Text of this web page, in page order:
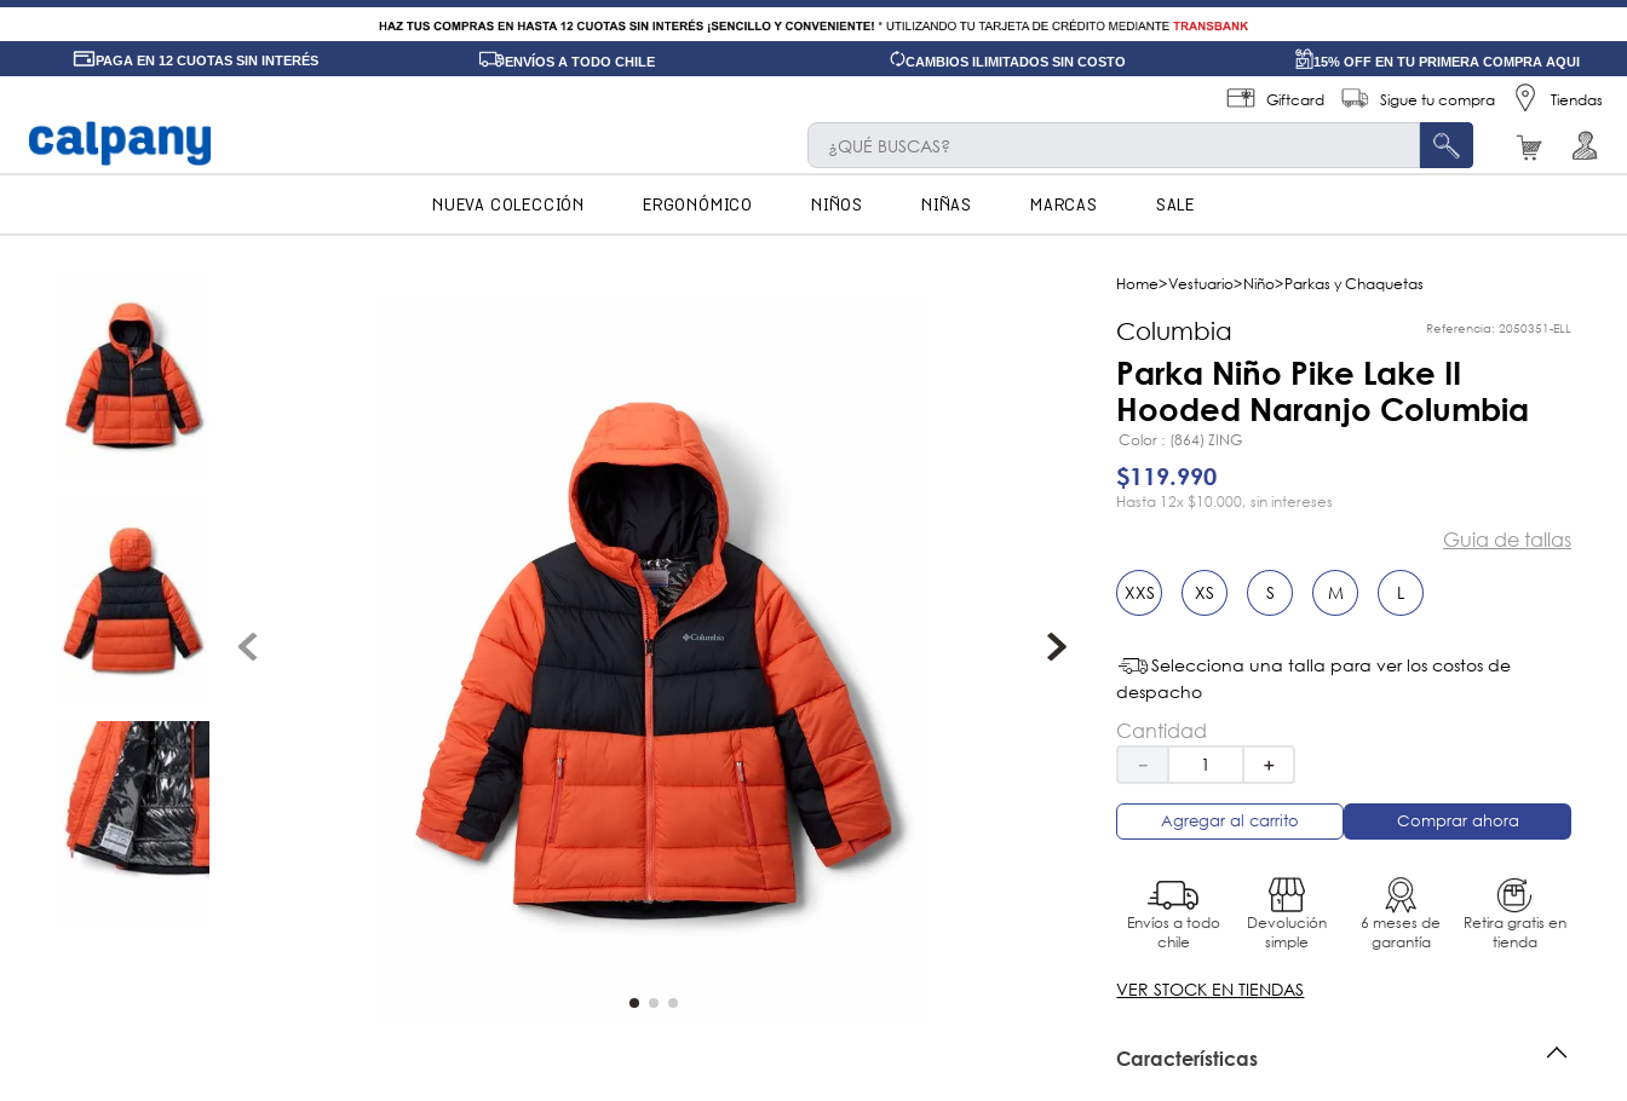
PAGA EN 12 CUOTAS SIN INTERÉS ENVÍOS A TODO CHILE CAMBIOS ILIMITADOS SIN COSTO 15% OFF EN TU PRIMERA COMPRA AQUI
Giftcard Sigue tu compra Tiendas
¿QUÉ BUSCAS?
NUEVA COLECCIÓN ERGONÓMICO NIÑOS NIÑAS MARCAS SALE
Vestuario Niño Parkas y Chaquetas
Columbia Referencia: 2050351-ELL
Parka Niño Pike Lake II
Hooded Naranjo Columbia
Color (864) ZING
$119.990
12x$10.000 sin intereses
Guia de tallas
XXS XS S M L
Selecciona una talla para ver los costos de
despacho
Cantidad
＋
－
Agregar al carrito Comprar ahora
Envíos a todo
chile
Devolución
simple
6 meses de
garantía
Retira gratis en
tienda
VER STOCK EN TIENDAS
Características
TÉRMINOS MÁS BUSCADOS
1.
ninos
6.
botin niño
.
ergonomico
9.
botin niña
10. sandalias